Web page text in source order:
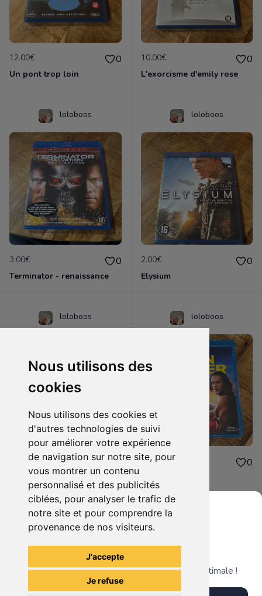
Nous utilisons des
cookies
Nous utilisons des cookies et
d'autres technologies de suivi
pour améliorer votre expérience
de navigation sur notre site, pour
vous montrer un contenu
personnalisé et des publicités
ciblées, pour analyser le trafic de
notre site et pour comprendre la
provenance de nos visiteurs.
J'accepte
Je refuse
12.00€ 0
Un pont trop loin
10.00€ 0
L'exorcisme d'emily rose
loloboos
3.00€ 0
Terminator - renaissance
loloboos
2.00€ 0
Elysium
loloboos
2.50€ 0
Cliverfield
loloboos
3.00€ 0
Voir tous les articles du vendeur
Grenier du Geek
Télécharge notre app pour une expérience optimale !